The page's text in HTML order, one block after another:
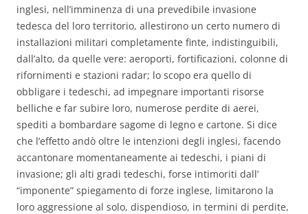
inglesi, nell’imminenza di una prevedibile invasione
tedesca del loro territorio, allestirono un certo numero di
installazioni militari completamente finte, indistinguibili,
dall’alto, da quelle vere: aeroporti, fortificazioni, colonne di
rifornimenti e stazioni radar; lo scopo era quello di
obbligare i tedeschi, ad impegnare importanti risorse
belliche e far subire loro, numerose perdite di aerei,
spediti a bombardare sagome di legno e cartone. Si dice
che l’effetto andò oltre le intenzioni degli inglesi, facendo
accantonare momentaneamente ai tedeschi, i piani di
invasione; gli alti gradi tedeschi, forse intimoriti dall’
“imponente” spiegamento di forze inglese, limitarono la
loro aggressione al solo, dispendioso, in termini di perdite,